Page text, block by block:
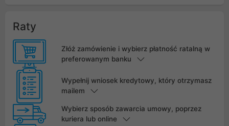
Raty
Złóż zamówienie i wybierz płatność ratalną w
preferowanym banku
Wypełnij wniosek kredytowy, który otrzymasz
mailem
Wybierz sposób zawarcia umowy, poprzez
kuriera lub online